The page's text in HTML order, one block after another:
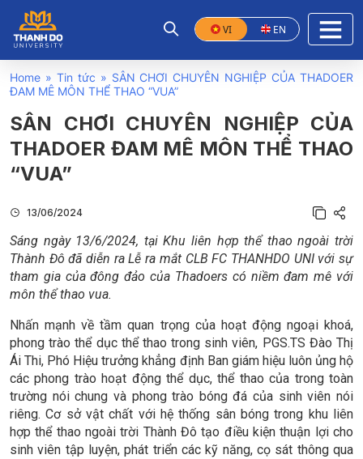
VI EN
Home » Tin tức » SÂN CHƠI CHUYÊN NGHIỆP CỦA THADOER
ĐAM MÊ MÔN THỂ THAO “VUA”
SÂN CHƠI CHUYÊN NGHIỆP CỦA
THADOER ĐAM MÊ MÔN THỂ THAO
“VUA”
13/06/2024
Sáng ngày 13/6/2024, tại Khu liên hợp thể thao ngoài trời
Thành Đô đã diễn ra Lễ ra mắt CLB FC THANHDO UNI với sự
tham gia của đông đảo của Thadoers có niềm đam mê với
môn thể thao vua.
Nhấn mạnh về tầm quan trọng của hoạt động ngoại khoá,
phong trào thể dục thể thao trong sinh viên, PGS.TS Đào Thị
Ái Thi, Phó Hiệu trưởng khẳng định Ban giám hiệu luôn ủng hộ
các phong trào hoạt động thể dục, thể thao của trong toàn
trường nói chung và phong trào bóng đá của sinh viên nói
riêng. Cơ sở vật chất với hệ thống sân bóng trong khu liên
hợp thể thao ngoài trời Thành Đô tạo điều kiện thuận lợi cho
sinh viên tập luyện, phát triển các kỹ năng, cọ sát thông qua